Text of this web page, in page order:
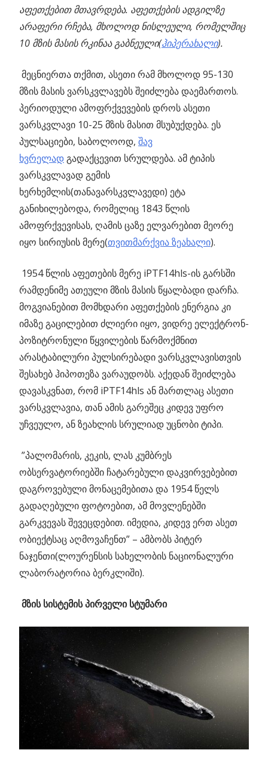
აფეთქებით მთავრდება. აფეთქების ადგილზე
არაფერი რჩება, მხოლოდ ნისლეული, რომელშიც
10 მზის მასის რკინააგაბნეული(ჰიპერახალი).
მეცნიერთა თქმით, ასეთი რამ მხოლოდ 95-130
მზის მასის ვარსკვლავებს შეიძლება დაემართოს.
პერიოდული ამოფრქვევების დროს ასეთი
ვარსკვლავი 10-25 მზის მასით მსუბუქდება. ეს
პულსაციები, საბოლოოდ, შავ
ხვრელადგადაქცევით სრულდება. ამ ტიპის
ვარსკვლავად გემის
ხერხემლის(თანავარსკვლავედი) ეტა
განიხილებოდა, რომელიც 1843 წლის
ამოფრქვევისას, ღამის ცაზე ელვარებით მეორე
იყო სირიუსის მერე(თვითმარქვია ზეახალი).
1954 წლის აფეთების მერე iPTF14hls-ის გარსში
რამდენიმე ათეული მზის მასის წყალბადი დარჩა.
მოგვიანებით მომხდარი აფეთქების ენერგია კი
იმაზე გაცილებით ძლიერი იყო, ვიდრე ელექტრონ-
პოზიტრონული წყვილების წარმოქმნით
არასტაბილური პულსირებადი ვარსკვლავისთვის
შესახებ ჰიპოთეზა ვარაუდობს. აქედან შეიძლება
დავასკვნათ, რომ iPTF14hls ან მართლაც ასეთი
ვარსკვლავია, თან ამის გარეშეც კიდევ უფრო
უჩვეულო, ან ზეახლის სრულიად უცნობი ტიპი.
”პალომარის, კეკის, ლას კუმბრეს
ობსერვატორიებში ჩატარებული დაკვირვებებით
დაგროვებული მონაცემებითა და 1954 წელს
გადაღებული ფოტოებით, ამ მოვლენებში
გარკვევას შევეცდებით. იმედია, კიდევ ერთ ასეთ
ობიექტსაც აღმოვაჩენთ” – ამბობს პიტერ
ნაჯენთი(ლოურენსის სახელობის ნაციონალური
ლაბორატორია ბერკლიში).
მზის სისტემის პირველი სტუმარი